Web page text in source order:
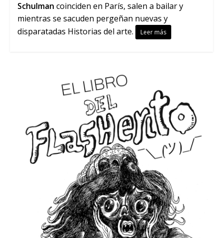
Schulman coinciden en París, salen a bailar y
mientras se sacuden pergeñan nuevas y
disparatadas Historias del arte.
Leer más